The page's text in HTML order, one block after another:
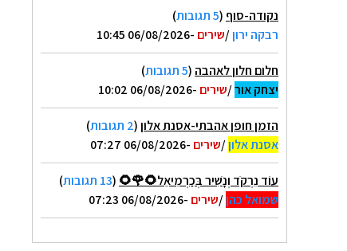
נקודה-סוף (5 תגובות
)
רבקה ירון/שירים -06/08/2026 10:45
חלום חלון לאהבה (5 תגובות
)
יצחק אור/שירים -06/08/2026 10:02
הזמן חופן אהבתי-אסנת אלון(2 תגובות
)
אסנת אלון/שירים -06/08/2026 07:27
עוֹד נִרְקֹד וְנָשִׁיר בְּכַרְמִיאֵל🌻🌹🌻 (13 תגובות
)
שמואל כהן/שירים -06/08/2026 07:23